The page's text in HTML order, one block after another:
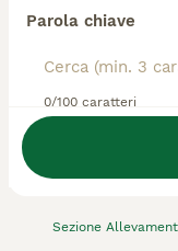
Parola chiave
0/100 caratteri
Sezione
Abbiamo